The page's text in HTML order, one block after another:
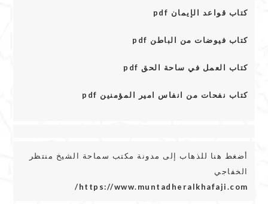
كتاب قواعد الإيمان pdf
كتاب فيوضات من الباطن pdf
كتاب العمل في ساحة الحق pdf
كتاب نفحات من انفاس امير المؤمنين pdf
أضغط هنا للذهاب إلى مدونة مكتب سماحة الشيخ منتظر
الخفاجي
https://www.muntadheralkhafaji.com/